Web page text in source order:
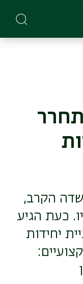
הקרב,
כעת הגיע
יחידות